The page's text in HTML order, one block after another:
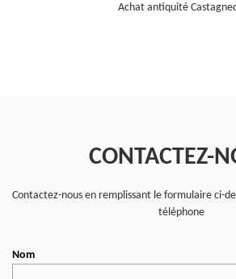
Achat antiquité
CONTACTEZ-
Contactez-nous en remplissant le formulaire ci-
téléphone
Nom